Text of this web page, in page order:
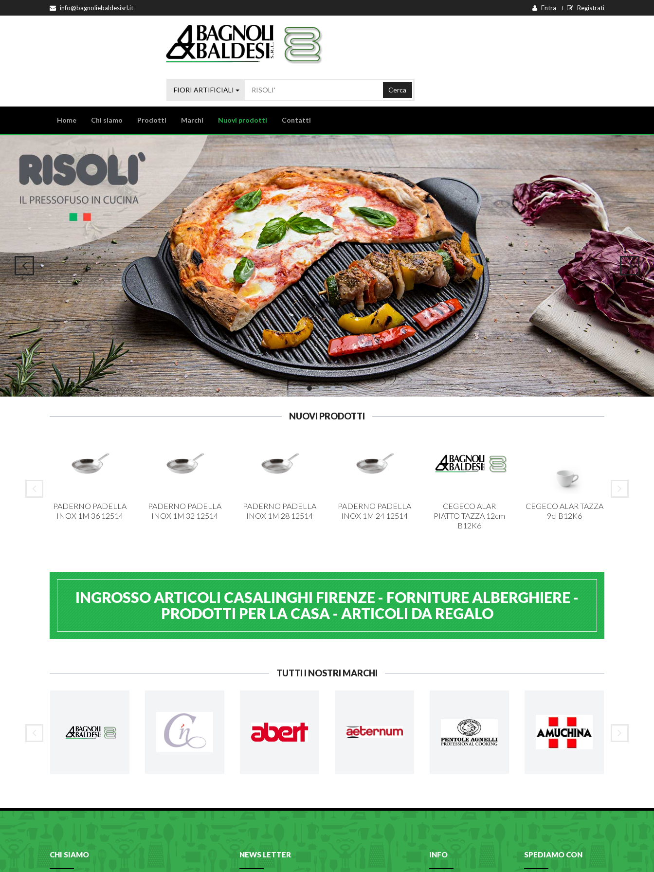
info@bagnoliebaldesisrl.it Entra Registrati
FIORI ARTIFICIALI Cerca
Home Chi siamo Prodotti Marchi Nuovi prodotti Contatti
NUOVI PRODOTTI
PADERNO PADELLA
INOX 1M 36 12514
PADERNO PADELLA
INOX 1M 32 12514
PADERNO PADELLA
INOX 1M 28 12514
PADERNO PADELLA
INOX 1M 24 12514
CEGECO ALAR
PIATTO TAZZA 12cm
B12K6
CEGECO ALAR TAZZA
9cl B12K6
INGROSSO ARTICOLI CASALINGHI FIRENZE - FORNITURE ALBERGHIERE -
PRODOTTI PER LA CASA - ARTICOLI DA REGALO
TUTTI I NOSTRI MARCHI
CHI SIAMO NEWS LETTER INFO SPEDIAMO CON